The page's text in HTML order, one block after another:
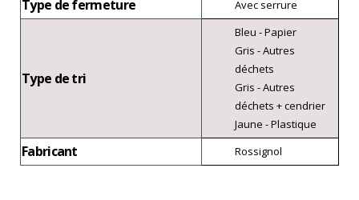
Type de fermeture Avec serrure
Type de tri
Bleu - Papier
Gris - Autres
déchets
Gris - Autres
déchets + cendrier
Jaune - Plastique
Fabricant Rossignol